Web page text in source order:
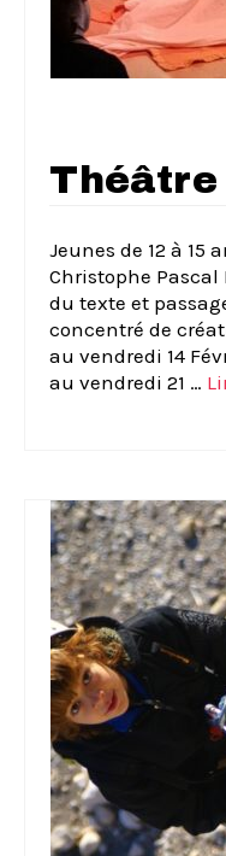
Théâtre
Jeunes de 12 à 15
Christophe
du texte et
concentré de
au vendredi 14
au vendredi 21 …